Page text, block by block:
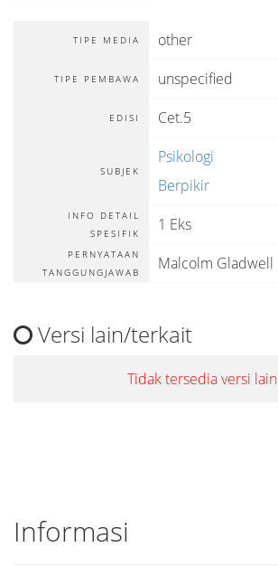
TIPE MEDIA other
TIPE PEMBAWA unspecified
EDISI Cet.5
SUBJEK
Psikologi
Berpikir
INFO DETAIL
SPESIFIK
1 Eks
PERNYATAAN
TANGGUNGJAWAB
Malcolm Gladwell
Versi lain/terkait
Tidak tersedia versi lain
Informasi